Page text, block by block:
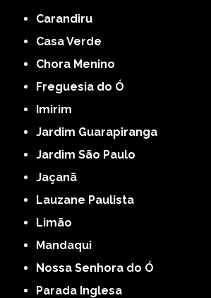
Carandiru
Casa Verde
Chora Menino
Freguesia do Ó
Imirim
Jardim Guarapiranga
Jardim São Paulo
Jaçanã
Lauzane Paulista
Limão
Mandaqui
Nossa Senhora do Ó
Parada Inglesa